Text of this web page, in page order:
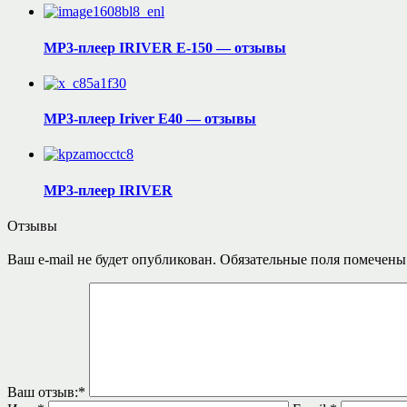
MP3-плеер IRIVER E-150 — отзывы
MP3-плеер Iriver E40 — отзывы
MP3-плеер IRIVER
Отзывы
Ваш e-mail не будет опубликован. Обязательные поля
Ваш отзыв:*